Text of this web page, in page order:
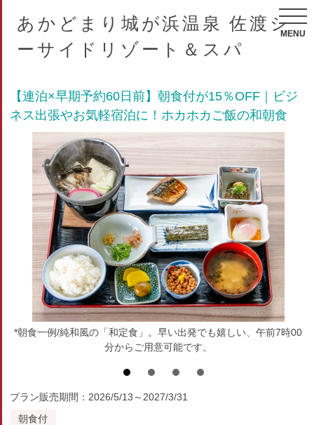
あかどまり城が浜温泉 佐渡シ
ーサイドリゾート＆スパ
MENU
【連泊×早期予約60日前】朝食付が15％OFF｜ビジ
ネス出張やお気軽宿泊に！ホカホカご飯の和朝食
*朝食一例/純和風の「和定食」。早い出発でも嬉しい、午前7時00
分からご用意可能です。
プラン販売期間：2026/5/13～2027/3/31
朝食付